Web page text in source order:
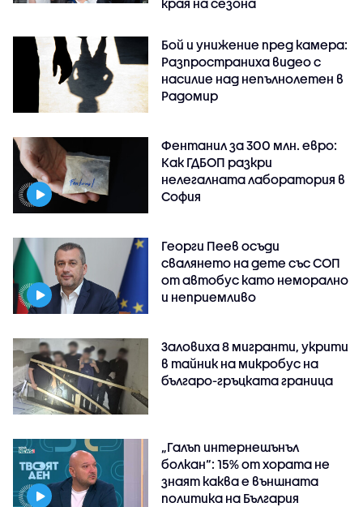
края на сезона
Бой и унижение пред камера:
Разпространиха видео с
насилие над непълнолетен в
Радомир
Фентанил за 300 млн. евро:
Как ГДБОП разкри
нелегалната лаборатория в
София
Георги Пеев осъди
свалянето на дете със СОП
от автобус като неморално
и неприемливо
Заловиха 8 мигранти, укрити
в тайник на микробус на
българо-гръцката граница
„Галъп интернешънъл
болкан“: 15% от хората не
знаят каква е външната
политика на България